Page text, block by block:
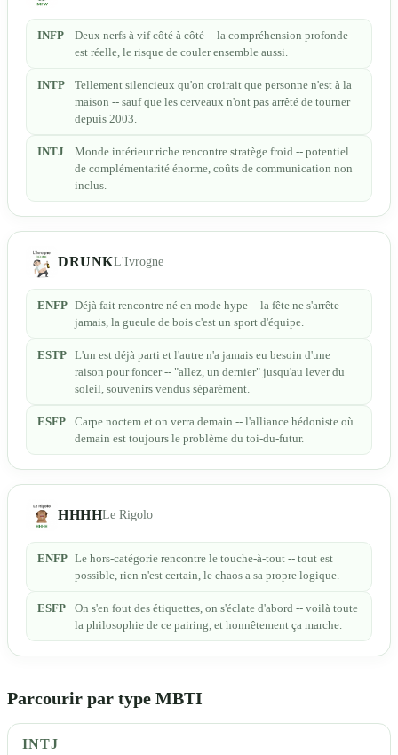
INFP
Deux nerfs à vif côté à côté -- la compréhension profonde
est réelle, le risque de couler ensemble aussi.
INTP
Tellement silencieux qu'on croirait que personne n'est à la
maison -- sauf que les cerveaux n'ont pas arrêté de tourner
depuis 2003.
INTJ
Monde intérieur riche rencontre stratège froid -- potentiel
de complémentarité énorme, coûts de communication non
inclus.
DRUNKL'Ivrogne
ENFP Déjà fait rencontre né en mode hype -- la fête ne s'arrête
jamais, la gueule de bois c'est un sport d'équipe.
ESTP L'un est déjà parti et l'autre n'a jamais eu besoin d'une
raison pour foncer -- "allez, un dernier" jusqu'au lever du
soleil, souvenirs vendus séparément.
ESFP
Carpe noctem et on verra demain -- l'alliance hédoniste où
demain est toujours le problème du toi-du-futur.
HHHHLe Rigolo
ENFP Le hors-catégorie rencontre le touche-à-tout -- tout est
possible, rien n'est certain, le chaos a sa propre logique.
ESFP
On s'en fout des étiquettes, on s'éclate d'abord -- voilà toute
la philosophie de ce pairing, et honnêtement ça marche.
Parcourir par type MBTI
INTJ